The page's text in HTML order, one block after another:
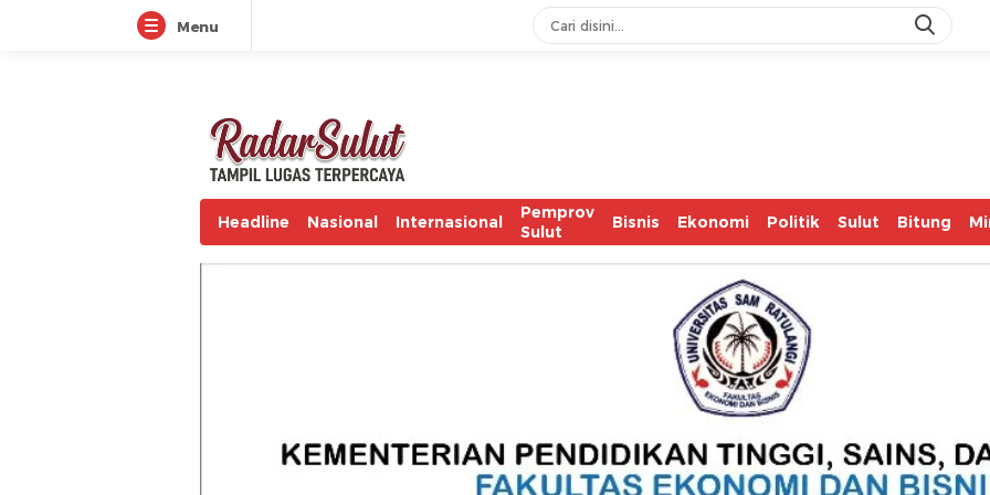
Menu
radarsulut.com
Headline Nasional Internasional
Pemprov
Sulut
Bisnis Ekonomi Politik Sulut Bitung